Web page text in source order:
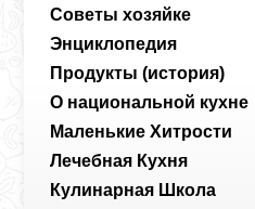
Советы хозяйке
Энциклопедия
Продукты (история)
О национальной кухне
Маленькие Хитрости
Лечебная Кухня
Кулинарная Школа